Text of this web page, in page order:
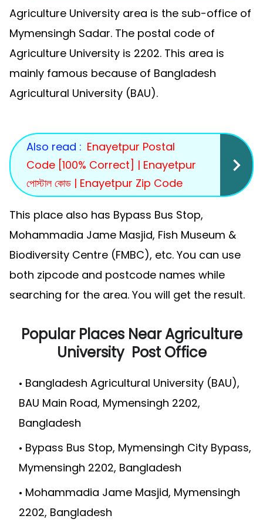
Agriculture University area is the sub-office of
Mymensingh Sadar. The postal code of
Agriculture University is 2202. This area is
mainly famous because of Bangladesh
Agricultural University (BAU).
Also read : Enayetpur Postal
Code [100% Correct] | Enayetpur
পোস্টাল কোড | Enayetpur Zip Code
This place also has Bypass Bus Stop,
Mohammadia Jame Masjid, Fish Museum &
Biodiversity Centre (FMBC), etc. You can use
both zipcode and postcode names while
searching for the area. You will get the result.
Popular Places Near Agriculture
University Post Office
Bangladesh Agricultural University (BAU),
BAU Main Road, Mymensingh 2202,
Bangladesh
Bypass Bus Stop, Mymensingh City Bypass,
Mymensingh 2202, Bangladesh
Mohammadia Jame Masjid, Mymensingh
2202, Bangladesh